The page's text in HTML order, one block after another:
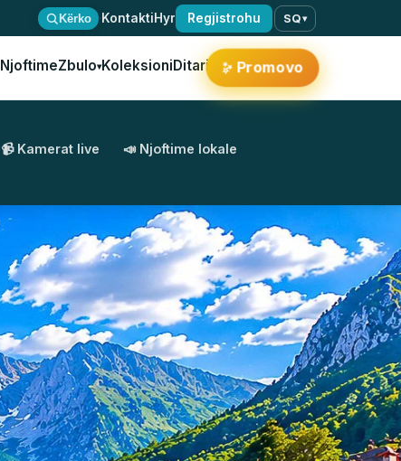
Kërko ·KontaktiHyr Regjistrohu SQ▾
NjoftimeZbulo▾KoleksioniDitari ✨ Promovo
📹 Kamerat live 📣 Njoftime lokale